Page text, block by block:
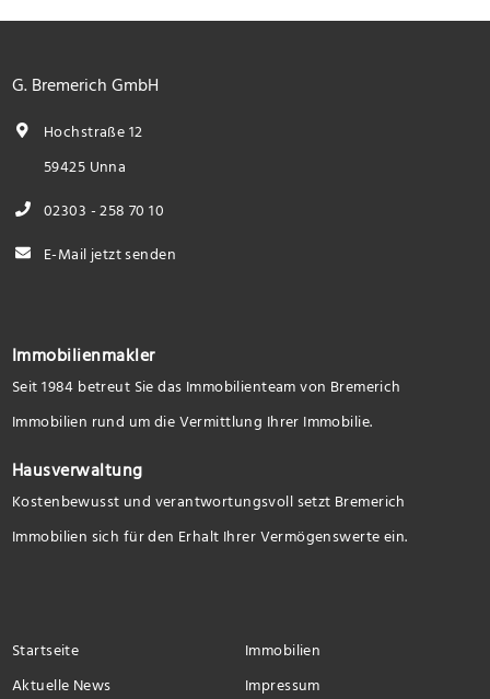
G. Bremerich GmbH
Hochstraße 12
59425 Unna
02303 - 258 70 10
E-Mail jetzt senden
Immobilienmakler
Seit 1984 betreut Sie das Immobilienteam von Bremerich
Immobilien rund um die Vermittlung Ihrer Immobilie.
Hausverwaltung
Kostenbewusst und verantwortungsvoll setzt Bremerich
Immobilien sich für den Erhalt Ihrer Vermögenswerte ein.
Startseite
Immobilien
Aktuelle News
Impressum